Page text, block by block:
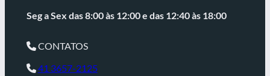
Seg a Sex das 8:00 às 12:00 e das 12:40 às 18:00
CONTATOS
41 3657-2125